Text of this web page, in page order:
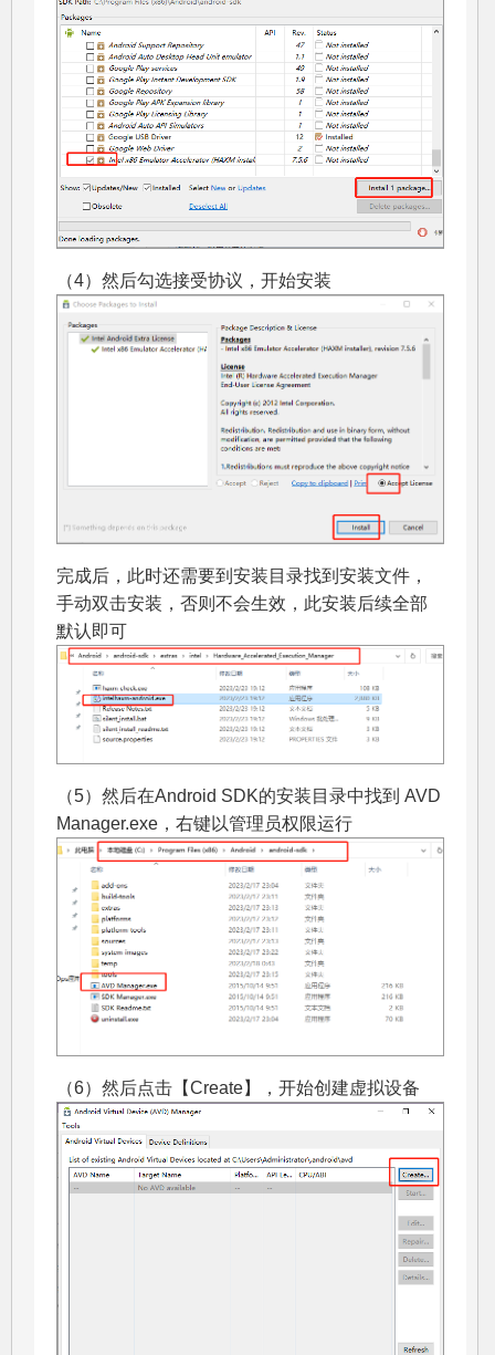
（4）然后勾选接受协议，开始安装
完成后，此时还需要到安装目录找到安装文件，
手动双击安装，否则不会生效，此安装后续全部
默认即可
（5）然后在Android SDK的安装目录中找到 AVD
Manager.exe，右键以管理员权限运行
（6）然后点击【Create】，开始创建虚拟设备